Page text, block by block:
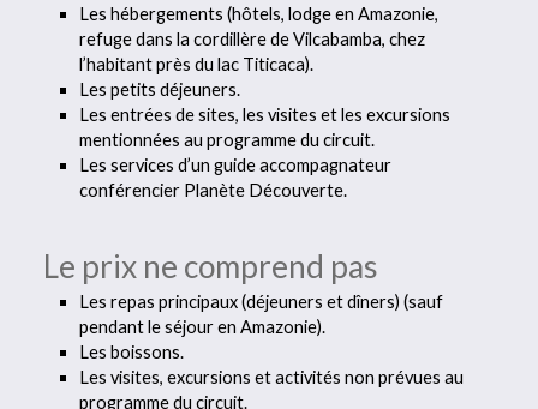
Les hébergements (hôtels, lodge en Amazonie,
refuge dans la cordillère de Vilcabamba, chez
l’habitant près du lac Titicaca).
Les petits déjeuners.
Les entrées de sites, les visites et les excursions
mentionnées au programme du circuit.
Les services d’un guide accompagnateur
conférencier Planète Découverte.
Le prix ne comprend pas
Les repas principaux (déjeuners et dîners) (sauf
pendant le séjour en Amazonie).
Les boissons.
Les visites, excursions et activités non prévues au
programme du circuit.